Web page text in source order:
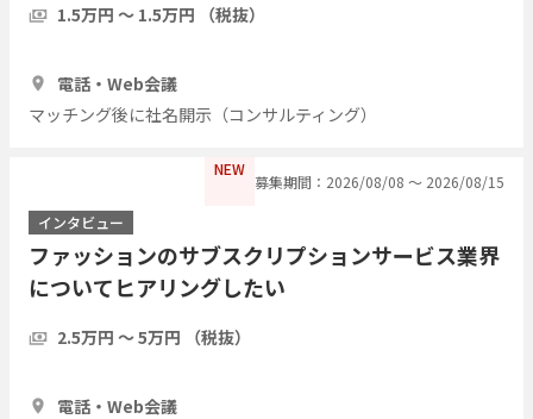
グしたい
1.5万円 〜 1.5万円 （税抜）
電話・Web会議
マッチング後に社名開示（コンサルティング）
NEW
募集期間：2026/08/08 〜 2026/08/15
インタビュー
ファッションのサブスクリプションサービス業界
についてヒアリングしたい
2.5万円 〜 5万円 （税抜）
電話・Web会議